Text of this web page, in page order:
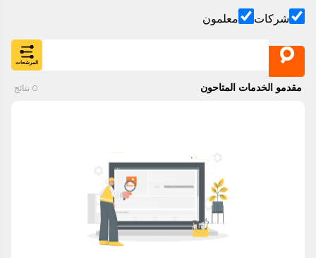
شركات معلمون
المرشحات
مقدمو الخدمات المتاحون 0 نتائج